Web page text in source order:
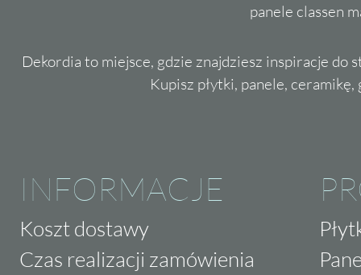
panele classen
Dekordia to miejsce, gdzie znajdziesz inspiracje do
Kupisz płytki, panele,
INFORMACJE
Koszt dostawy
Czas realizacji zamówienia